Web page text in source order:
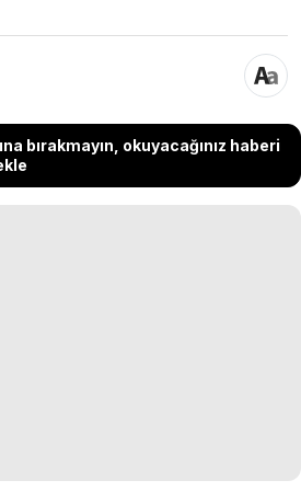
bırakmayın, okuyacağınız haberi